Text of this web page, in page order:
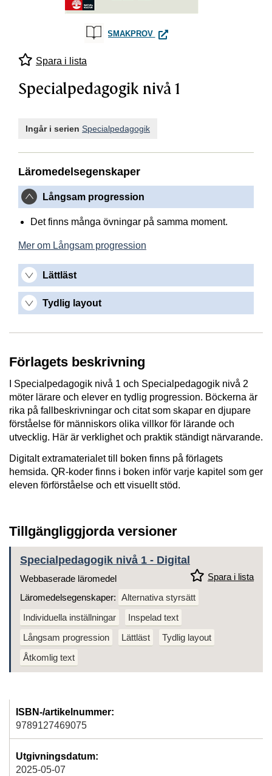
SMAKPROV SPECIALPEDAGOGIK NIVÅ 1
Spara i lista
Specialpedagogik nivå 1
Ingår i serien Specialpedagogik
Läromedelsegenskaper
Långsam progression
Det finns många övningar på samma moment.
Mer om Långsam progression
Lättläst
Tydlig layout
Förlagets beskrivning
I Specialpedagogik nivå 1 och Specialpedagogik nivå 2
möter lärare och elever en tydlig progression. Böckerna är
rika på fallbeskrivningar och citat som skapar en djupare
förståelse för människors olika villkor för lärande och
utvecklig. Här är verklighet och praktik ständigt närvarande.
Digitalt extramaterialet till boken finns på förlagets
hemsida. QR-koder finns i boken inför varje kapitel som ger
eleven förförståelse och ett visuellt stöd.
Tillgängliggjorda versioner
Specialpedagogik nivå 1 - Digital
Spara i lista
Webbaserade läromedel
Läromedelsegenskaper: Alternativa styrsätt
Individuella inställningar
Inspelad text
Långsam progression
Lättläst
Tydlig layout
Åtkomlig text
ISBN-/artikelnummer:
9789127469075
Utgivningsdatum:
2025-05-07